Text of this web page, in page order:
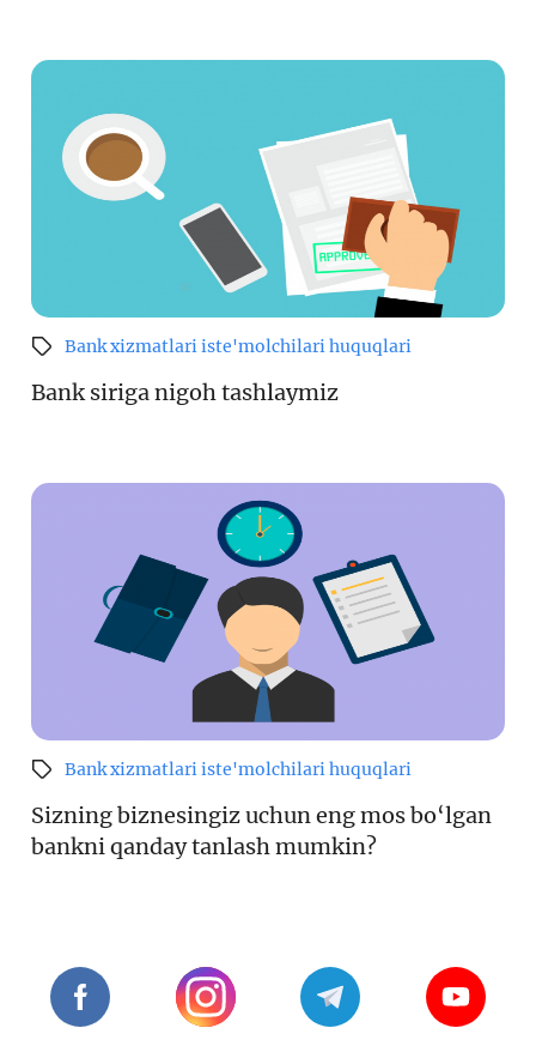
Bank xizmatlari iste'molchilari huquqlari
Bank siriga nigoh tashlaymiz
Bank xizmatlari iste'molchilari huquqlari
Sizning biznesingiz uchun eng mos bo‘lgan
bankni qanday tanlash mumkin?